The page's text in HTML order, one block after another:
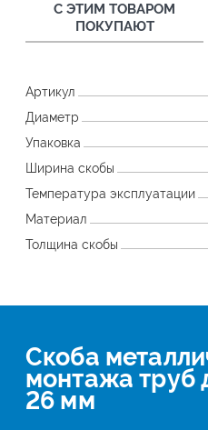
С ЭТИМ ТОВАРОМ
ПОКУПАЮТ
Артикул
Диаметр
Упаковка
Ширина скобы
Температура эксплуатации
Материал
Толщина скобы
Скоба
монтажа труб
26 мм